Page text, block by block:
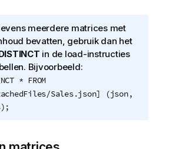
meerdere matrices met
bevatten, gebruik dan het
in de load-instructies
Bijvoorbeeld:
* FROM
Sales.json] (json,